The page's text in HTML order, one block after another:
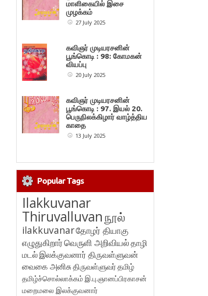
மாளிகையில் இசை
முழக்கம்
27 July 2025
கவிஞர் முடியரசனின்
பூங்கொடி : 98: கோமகன்
வியப்பு
20 July 2025
கவிஞர் முடியரசனின்
பூங்கொடி : 97. இயல் 20.
பெருநிலக்கிழார் வாழ்த்திய
காதை
13 July 2025
Popular Tags
Ilakkuvanar
Thiruvalluvanநூல்
ilakkuvanarதோழர் தியாகு
எழுதுகிறார்வெருளி அறிவியல்தாழி
மடல்இலக்குவனார் திருவள்ளுவன்
வைகை அனிசுதிருவள்ளுவர்தமிழ்
தமிழ்ச்சொல்லாக்கம் இ.பு.ஞானப்பிரகாசன்
மறைமலை இலக்குவனார்